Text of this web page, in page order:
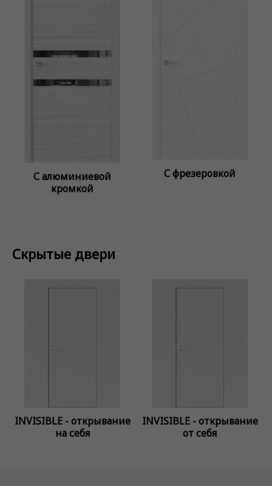
С алюминиевой
кромкой
С фрезеровкой
Скрытые двери
INVISIBLE - открывание
на себя
INVISIBLE - открывание
от себя